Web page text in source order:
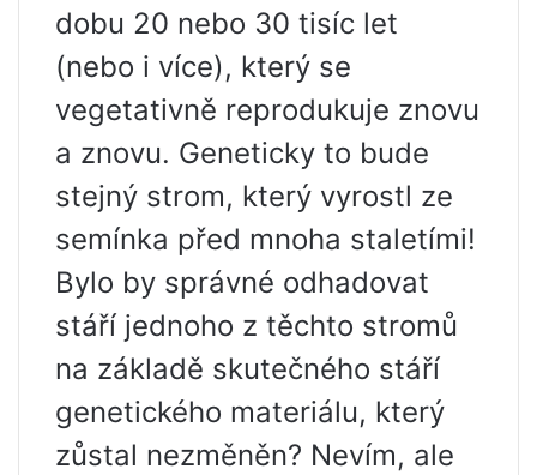
dobu 20 nebo 30 tisíc let
(nebo i více), který se
vegetativně reprodukuje znovu
a znovu. Geneticky to bude
stejný strom, který vyrostl ze
semínka před mnoha staletími!
Bylo by správné odhadovat
stáří jednoho z těchto stromů
na základě skutečného stáří
genetického materiálu, který
zůstal nezměněn? Nevím, ale